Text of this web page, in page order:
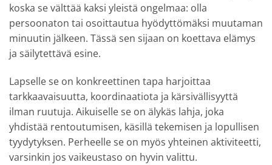
koska se välttää kaksi yleistä ongelmaa: olla
persoonaton tai osoittautua hyödyttömäksi muutaman
minuutin jälkeen. Tässä sen sijaan on koettava elämys
ja säilytettävä esine.
Lapselle se on konkreettinen tapa harjoittaa
tarkkaavaisuutta, koordinaatiota ja kärsivällisyyttä
ilman ruutuja. Aikuiselle se on älykäs lahja, joka
yhdistää rentoutumisen, käsillä tekemisen ja lopullisen
tyydytyksen. Perheelle se on myös yhteinen aktiviteetti,
varsinkin jos vaikeustaso on hyvin valittu.